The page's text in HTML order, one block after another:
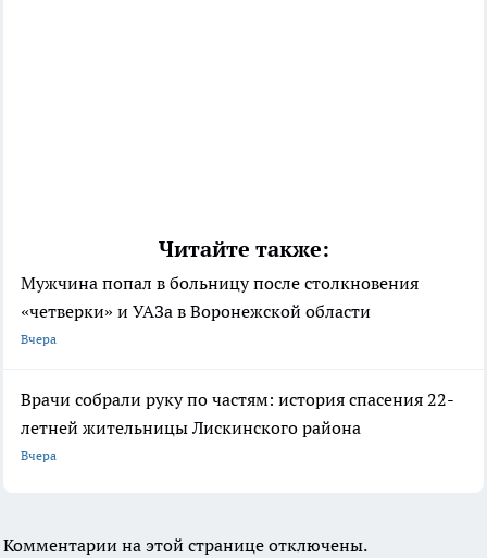
Читайте также:
Мужчина попал в больницу после столкновения
«четверки» и УАЗа в Воронежской области
Вчера
Врачи собрали руку по частям: история спасения 22-
летней жительницы Лискинского района
Вчера
Комментарии на этой странице отключены.